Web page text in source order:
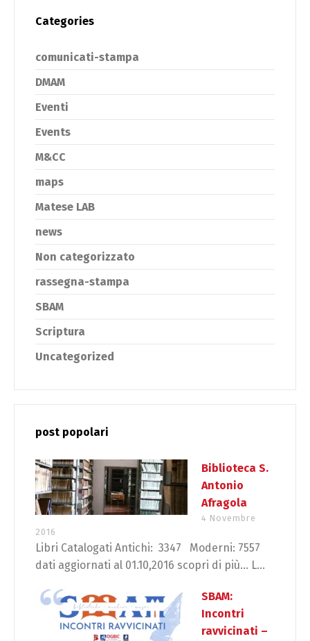
Categories
comunicati-stampa
DMAM
Eventi
Events
M&CC
maps
Matese LAB
news
Non categorizzato
rassegna-stampa
SBAM
Scriptura
Uncategorized
post popolari
Biblioteca S.
Antonio
Afragola
4 Novembre
2016
Libri Catalogati Antichi: 3347 Moderni: 7557
dati aggiornati al 01.10,2016 scopri di più… L...
SBAM:
Incontri
ravvicinati –